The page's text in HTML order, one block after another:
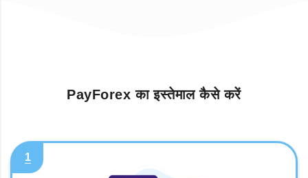
PayForex का इस्तेमाल कैसे करें
1